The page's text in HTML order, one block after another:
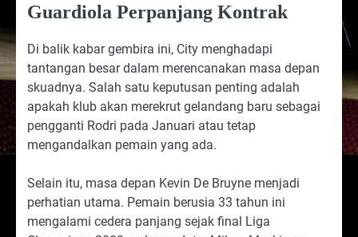
Guardiola Perpanjang Kontrak
Di balik kabar gembira ini, City menghadapi
tantangan besar dalam merencanakan masa depan
skuadnya. Salah satu keputusan penting adalah
apakah klub akan merekrut gelandang baru sebagai
pengganti Rodri pada Januari atau tetap
mengandalkan pemain yang ada.
Selain itu, masa depan Kevin De Bruyne menjadi
perhatian utama. Pemain berusia 33 tahun ini
mengalami cedera panjang sejak final Liga